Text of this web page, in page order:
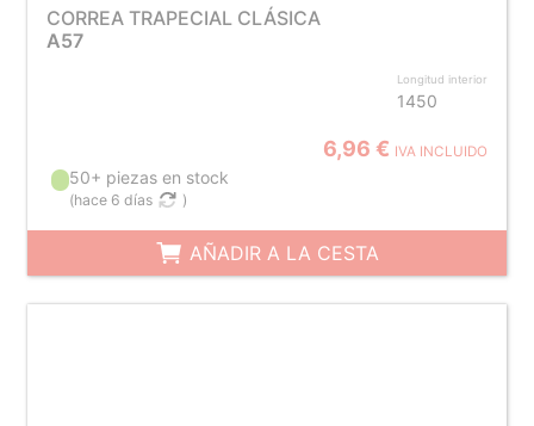
CORREA TRAPECIAL CLÁSICA
A57
Longitud interior
1450
6,96 € IVA INCLUIDO
50+ piezas en stock
(hace 6 días )
AÑADIR A LA CESTA